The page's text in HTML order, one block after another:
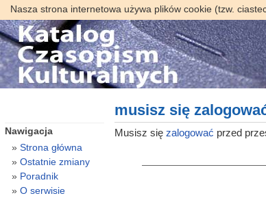
Nasza strona internetowa używa plików cookie (tzw.
musisz się
Musisz się zalogować przed
Nawigacja
Strona główna
Ostatnie zmiany
Poradnik
O serwisie